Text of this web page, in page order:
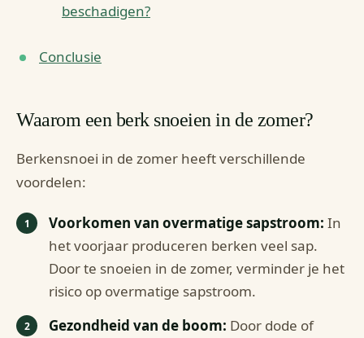
beschadigen?
Conclusie
Waarom een berk snoeien in de zomer?
Berkensnoei in de zomer heeft verschillende
voordelen:
Voorkomen van overmatige sapstroom: In
het voorjaar produceren berken veel sap.
Door te snoeien in de zomer, verminder je het
risico op overmatige sapstroom.
Gezondheid van de boom: Door dode of